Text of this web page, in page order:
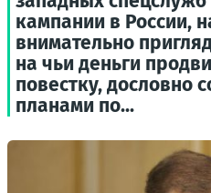
кампании в России,
внимательно
на чьи деньги
повестку, дословно
планами по...